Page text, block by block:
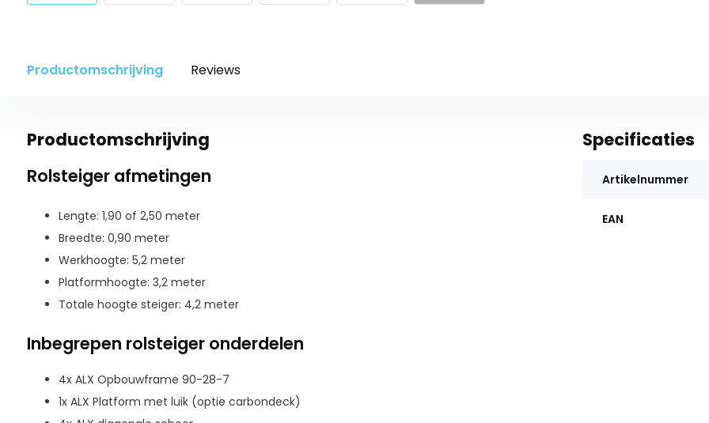
Productomschrijving Reviews
Productomschrijving
Rolsteiger afmetingen
Lengte: 1,90 of 2,50 meter
Breedte: 0,90 meter
Werkhoogte: 5,2 meter
Platformhoogte: 3,2 meter
Totale hoogte steiger: 4,2 meter
Inbegrepen rolsteiger onderdelen
4x ALX Opbouwframe 90-28-7
1x ALX Platform met luik (optie carbondeck)
Specificaties
Artikelnummer
EAN